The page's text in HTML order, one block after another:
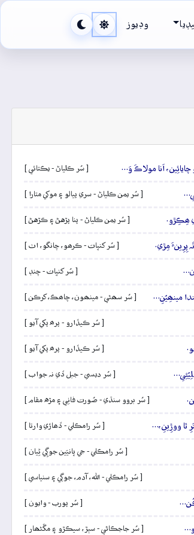
وڊيوز
اَنا مولاڪَ وَ… [ سُر ڪلياڻ - يڪتائي ]
[ سُر يمن ڪلياڻ - سري پيالو ۽ موکي متارا ]
ھِڪِڙو. [ سُر يمن ڪلياڻ - پنا پڙهڻ ۽ ڪڙهڻ ]
پِرِينءَ مِڙي. [ سُر کنڀات - ڪرھو، چانگو، اٺ ]
[ سُر کنڀات - چنڊ ]
مينھِيُنِ… [ سُر سھڻي - مينھون، چاھڪ، کرڪن ]
[ سُر ڪيڏارو - پرھ پکي آيو ]
[ سُر ڪيڏارو - پرھ پکي آيو ]
[ سُر ديسي - جبل ڏي نہ جواب ]
[ سُر بروو سنڌي - صُورت فانِي ۽ مڙه مقام ]
ٿا ووڙِينِ،… [ سُر رامڪلي - ڏھاڙي وارتا ]
[ سُر رامڪلي - جي ڀانيَين جوڳِي ٿِيان ]
[ سُر رامڪلي - الله، آدم، جوڳي ۽ سنياسي ]
ڪُن… [ سُر پورب - وايون ]
[ سُر جاجڪاڻي - سٻڙ، سيڪڙو ۽ مڱڻھار ]